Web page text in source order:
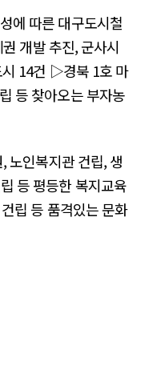
에 따른 대구도시철
개발 추진, 군사시
시 14건 ▷경북 1호 마
등 찾아오는 부자농
노인복지관 건립, 생
등 평등한 복지교육
립 등 품격있는 문화